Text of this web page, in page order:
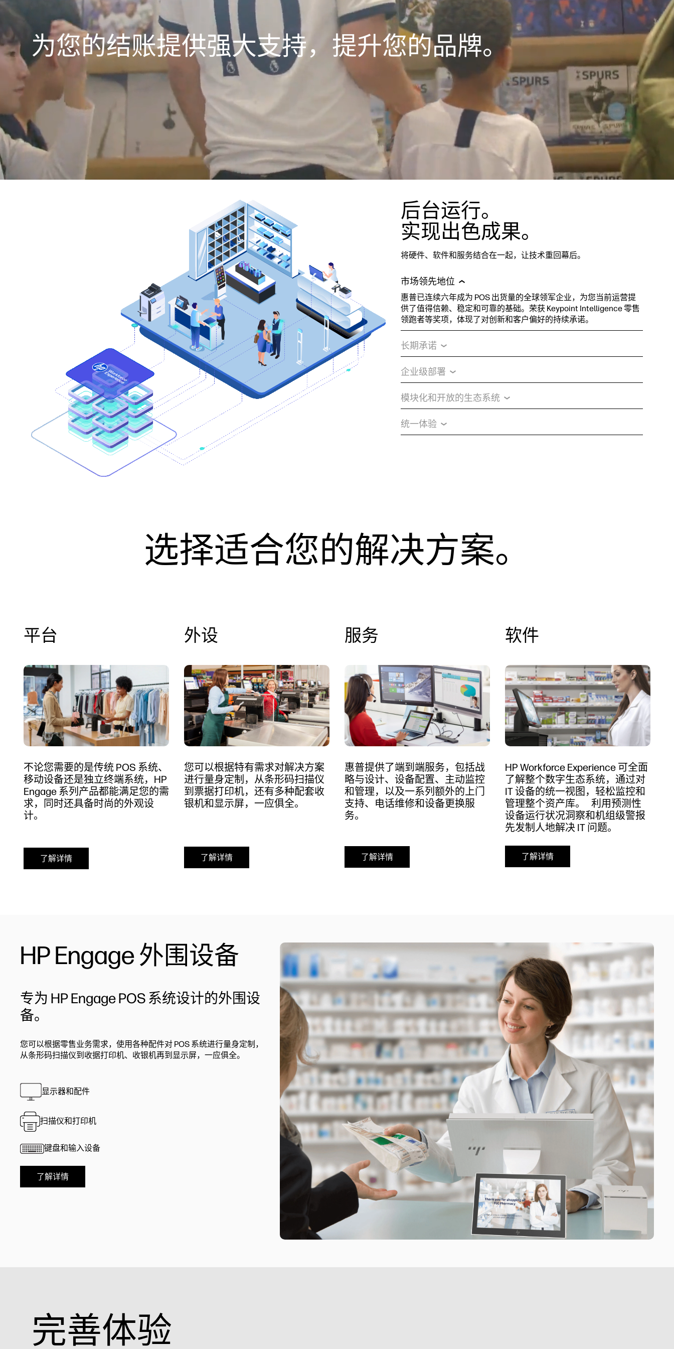
为您的结账提供强大支持，提升您的品牌。
后台运行。
实现出色成果。
将硬件、软件和服务结合在一起，让技术重回幕后。
市场领先地位
惠普已连续六年成为 POS 出货量的全球领军企业，为您当前运营提
供了值得信赖、稳定和可靠的基础。荣获 Keypoint Intelligence 零售
领跑者等奖项，体现了对创新和客户偏好的持续承诺。
长期承诺
企业级部署
模块化和开放的生态系统
统一体验
选择适合您的解决方案。
平台
不论您需要的是传统 POS 系统、
移动设备还是独立终端系统，HP
Engage 系列产品都能满足您的需
求，同时还具备时尚的外观设
计。
了解详情
外设
您可以根据特有需求对解决方案
进行量身定制，从条形码扫描仪
到票据打印机，还有多种配套收
银机和显示屏，一应俱全。
了解详情
服务
惠普提供了端到端服务，包括战
略与设计、设备配置、主动监控
和管理，以及一系列额外的上门
支持、电话维修和设备更换服
务。
了解详情
软件
HP Workforce Experience 可全面
了解整个数字生态系统，通过对
IT 设备的统一视图，轻松监控和
管理整个资产库。 利用预测性
设备运行状况洞察和机组级警报
先发制人地解决 IT 问题。
了解详情
HP Engage 外围设备
专为 HP Engage POS 系统设计的外围设
备。
您可以根据零售业务需求，使用各种配件对 POS 系统进行量身定制，
从条形码扫描仪到收据打印机、收银机再到显示屏，一应俱全。
显示器和配件
扫描仪和打印机
键盘和输入设备
了解详情
完善体验